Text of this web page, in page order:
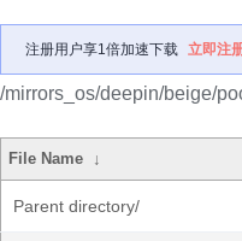
注册用户享1倍加速下载 立即注
/mirrors_os/deepin/beige/
File Name ↓
Parent directory/